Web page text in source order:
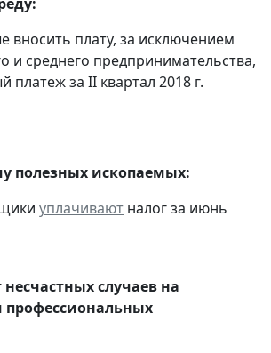
вносить плату, за исключением
и среднего предпринимательства,
платеж за II квартал 2018 г.
полезных ископаемых:
уплачивают налог за июнь
случаев на
профессиональных